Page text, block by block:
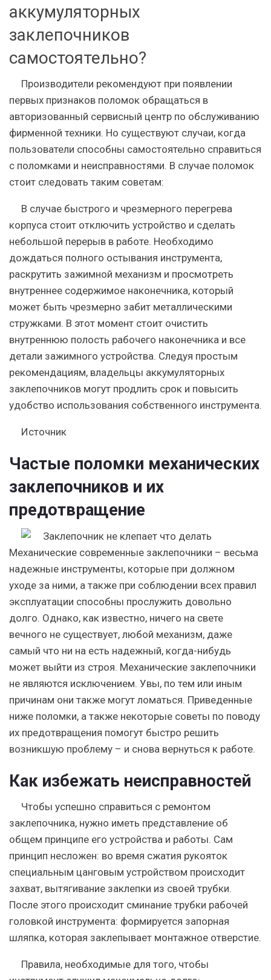
аккумуляторных
заклепочников
самостоятельно?
Производители рекомендуют при появлении
первых признаков поломок обращаться в
авторизованный сервисный центр по обслуживанию
фирменной техники. Но существуют случаи, когда
пользователи способны самостоятельно справиться
с поломками и неисправностями. В случае поломок
стоит следовать таким советам:
В случае быстрого и чрезмерного перегрева
корпуса стоит отключить устройство и сделать
небольшой перерыв в работе. Необходимо
дождаться полного остывания инструмента,
раскрутить зажимной механизм и просмотреть
внутреннее содержимое наконечника, который
может быть чрезмерно забит металлическими
стружками. В этот момент стоит очистить
внутреннюю полость рабочего наконечника и все
детали зажимного устройства. Следуя простым
рекомендациям, владельцы аккумуляторных
заклепочников могут продлить срок и повысить
удобство использования собственного инструмента.
Источник
Частые поломки механических
заклепочников и их
предотвращение
Механические современные заклепочники – весьма
надежные инструменты, которые при должном
уходе за ними, а также при соблюдении всех правил
эксплуатации способны прослужить довольно
долго. Однако, как известно, ничего на свете
вечного не существует, любой механизм, даже
самый что ни на есть надежный, когда-нибудь
может выйти из строя. Механические заклепочники
не являются исключением. Увы, по тем или иным
причинам они также могут ломаться. Приведенные
ниже поломки, а также некоторые советы по поводу
их предотвращения помогут быстро решить
возникшую проблему – и снова вернуться к работе.
Как избежать неисправностей
Чтобы успешно справиться с ремонтом
заклепочника, нужно иметь представление об
общем принципе его устройства и работы. Сам
принцип несложен: во время сжатия рукояток
специальным цанговым устройством происходит
захват, вытягивание заклепки из своей трубки.
После этого происходит сминание трубки рабочей
головкой инструмента: формируется запорная
шляпка, которая заклепывает монтажное отверстие.
Правила, необходимые для того, чтобы